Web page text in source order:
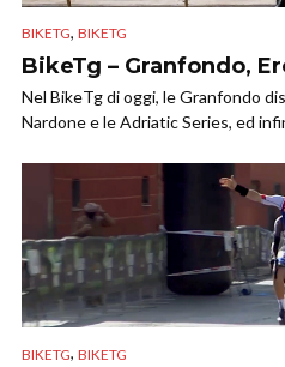
BIKETG, BIKETG
BikeTg – Granfondo,
Nel BikeTg di oggi, le Granfondo
Nardone e le Adriatic Series, ed
BIKETG, BIKETG